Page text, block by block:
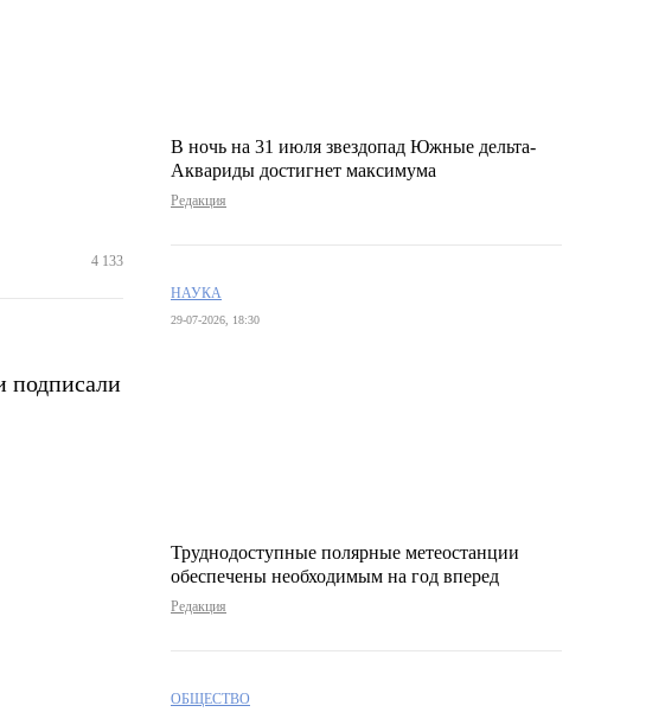
4 133
подписали
В ночь на 31 июля звездопад Южные дельта-
Аквариды достигнет максимума
Редакция
НАУКА
29-07-2026, 18:30
Труднодоступные полярные метеостанции
обеспечены необходимым на год вперед
Редакция
ОБЩЕСТВО